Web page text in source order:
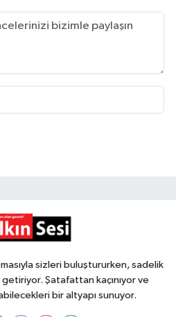
sizleri buluştururken, sadelik
Şatafattan kaçınıyor ve
bir altyapı sunuyor.